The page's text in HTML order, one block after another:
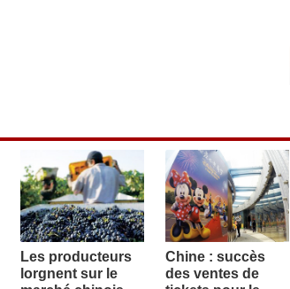
Les producteurs
lorgnent sur le
Chine : succès
des ventes de